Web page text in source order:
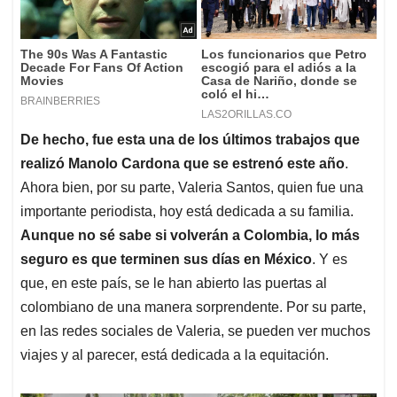
De hecho, fue esta una de los últimos trabajos que
realizó Manolo Cardona que se estrenó este año.
Ahora bien, por su parte, Valeria Santos, quien fue una
importante periodista, hoy está dedicada a su familia.
Aunque no sé sabe si volverán a Colombia, lo más
seguro es que terminen sus días en México. Y es
que, en este país, se le han abierto las puertas al
colombiano de una manera sorprendente. Por su parte,
en las redes sociales de Valeria, se pueden ver muchos
viajes y al parecer, está dedicada a la equitación.